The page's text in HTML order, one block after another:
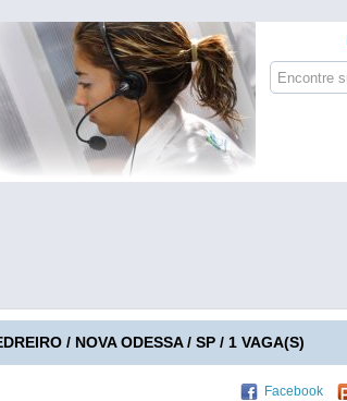
/ NOVA ODESSA / SP / 1 VAGA(S)
Facebook